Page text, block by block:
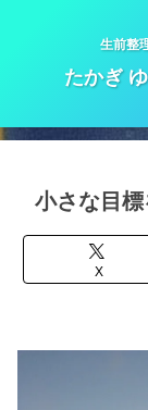
生前整
たかぎ
小さな目
X